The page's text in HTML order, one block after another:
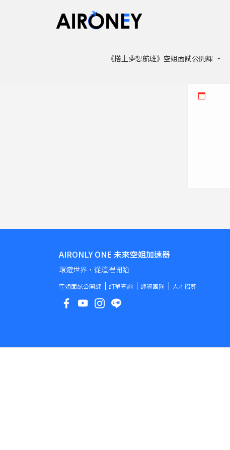
《搭上夢想航班》空姐面試公開課
AIRONLY ONE 未來空姐加速器
環遊世界，從這裡開始
空姐面試公開課 訂單查詢 師資團隊 人才招募